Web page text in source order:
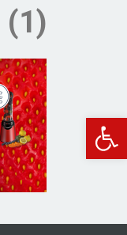
פתח סרגל נגישות